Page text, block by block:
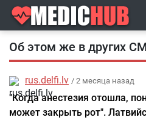
Об этом же в других
rus.delfi.lv / 2 месяца назад
"Когда анестезия отошла,
может закрыть рот".